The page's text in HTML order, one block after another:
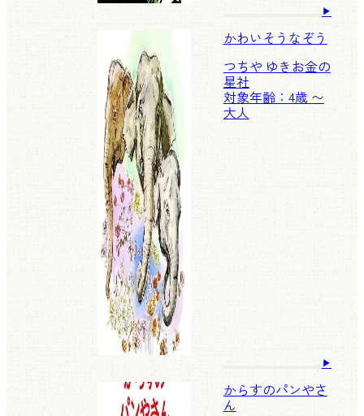
かわいそうなぞう
つちや ゆきお金の
星社
対象年齢：4歳 〜
大人
からすのパンやさ
ん